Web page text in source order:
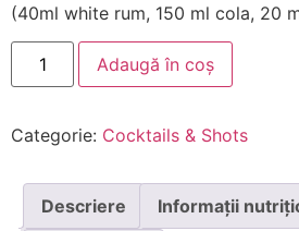
(40ml white rum, 150 ml cola, 20
Adaugă în coș
Categorie: Cocktails & Shots
Descriere Informații